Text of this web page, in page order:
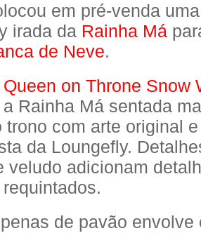
em pré-venda
irada da Rainha Má
de Neve.
on Throne Snow
Rainha Má sentada
trono com arte original
da Loungefly.
veludo adicionam
de pavão envolve